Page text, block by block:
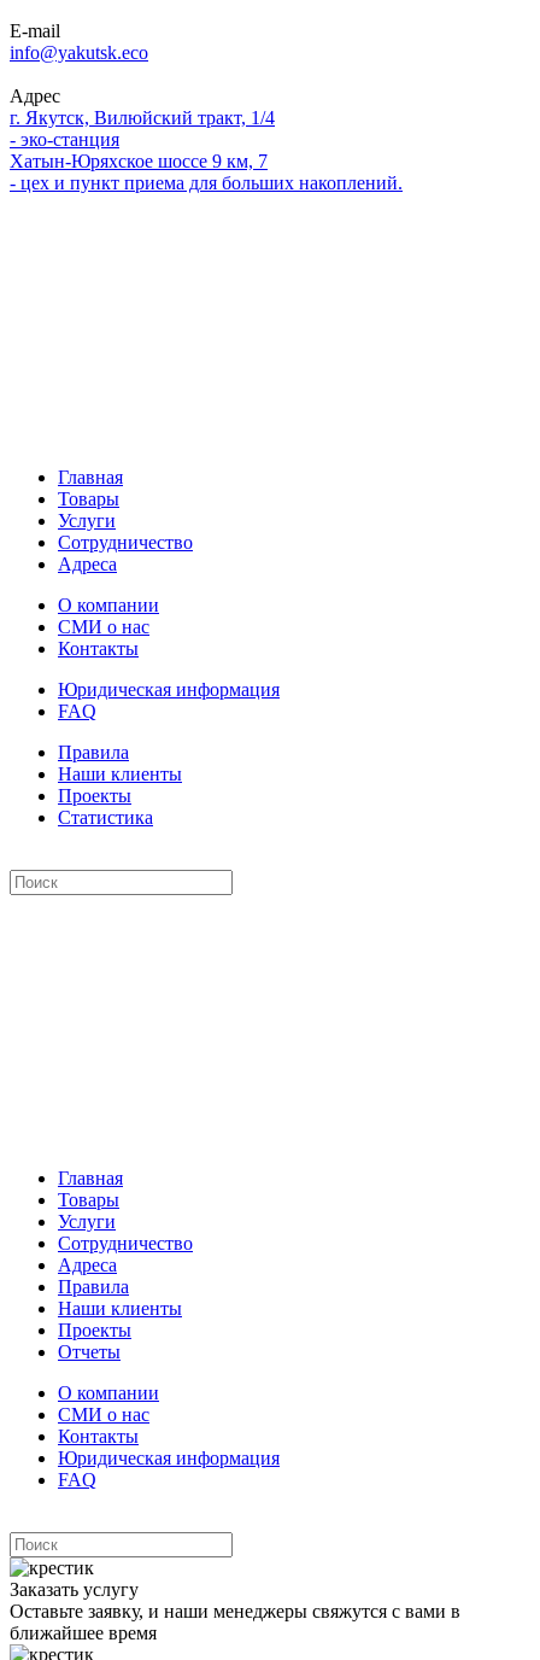
E-mail
info@yakutsk.eco
Адрес
г. Якутск, Вилюйский тракт, 1/4
- эко-станция
Хатын-Юряхское шоссе 9 км, 7
- цех и пункт приема для больших накоплений.
Главная
Товары
Услуги
Сотрудничество
Адреса
О компании
СМИ о нас
Контакты
Юридическая информация
FAQ
Правила
Наши клиенты
Проекты
Статистика
Главная
Товары
Услуги
Сотрудничество
Адреса
Правила
Наши клиенты
Проекты
Отчеты
О компании
СМИ о нас
Контакты
Юридическая информация
FAQ
Заказать услугу
Оставьте заявку, и наши менеджеры свяжутся с вами в
ближайшее время